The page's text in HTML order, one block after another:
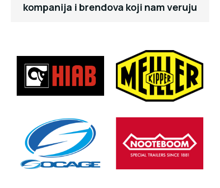
kompanija i brendova koji nam veruju